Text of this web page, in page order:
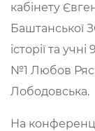
кабінету
Баштанської
історії та
№1 Любов
Лободовська.
На